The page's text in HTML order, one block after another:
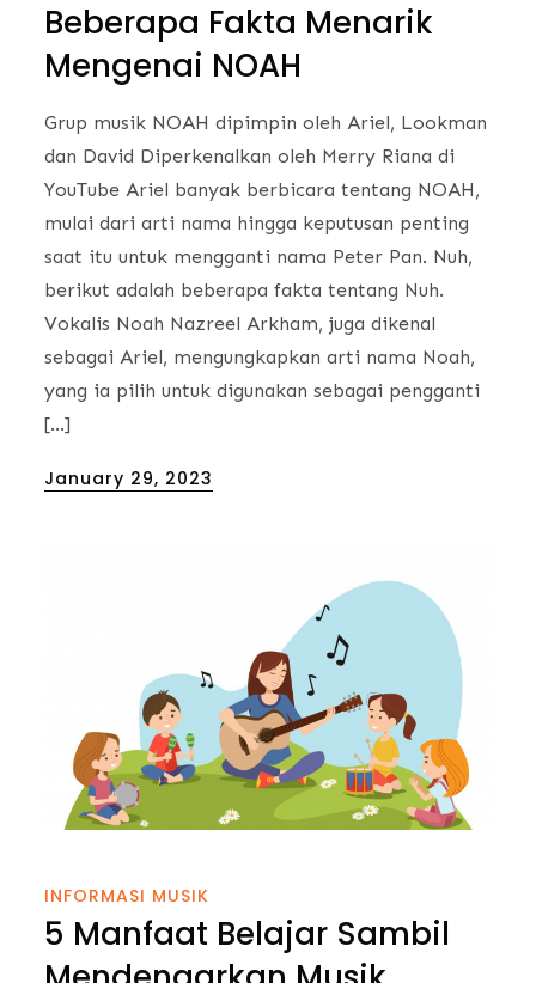
Beberapa Fakta Menarik
Mengenai NOAH
Grup musik NOAH dipimpin oleh Ariel, Lookman
dan David Diperkenalkan oleh Merry Riana di
YouTube Ariel banyak berbicara tentang NOAH,
mulai dari arti nama hingga keputusan penting
saat itu untuk mengganti nama Peter Pan. Nuh,
berikut adalah beberapa fakta tentang Nuh.
Vokalis Noah Nazreel Arkham, juga dikenal
sebagai Ariel, mengungkapkan arti nama Noah,
yang ia pilih untuk digunakan sebagai pengganti
[…]
Posted
January 29, 2023
INFORMASI MUSIK
5 Manfaat Belajar Sambil